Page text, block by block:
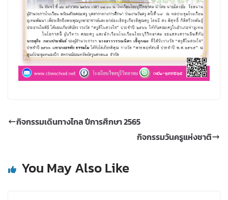
กิจกรรมเดินทางไกล ปีการศึกษา 2565
กิจกรรมวันครูแห่งชาติ
You May Also Like